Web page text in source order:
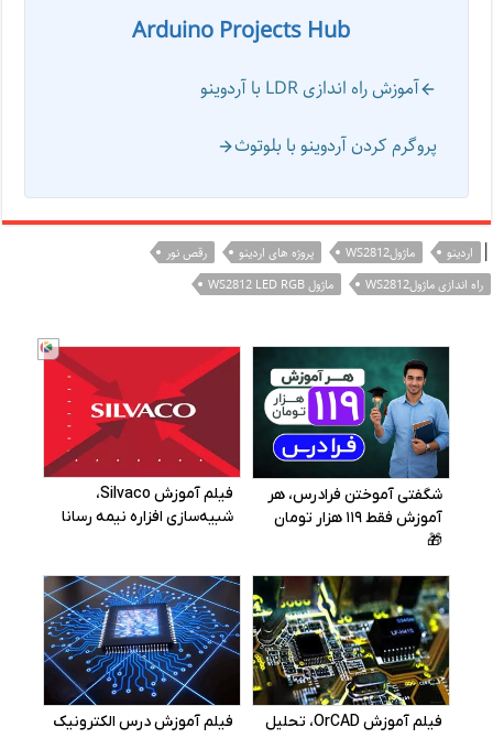
Arduino Projects Hub
آموزش راه اندازی LDR با آردوینو
پروگرم کردن آردوینو با بلوتوث
| اردینو ماژولWS2812 پروژه های اردینو
رقص نور
راه اندازی ماژولWS2812
ماژول WS2812 LED RGB